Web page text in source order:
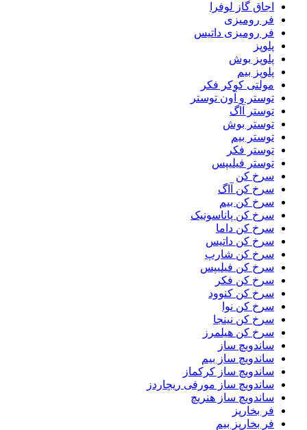
اجاق گاز لوفرا
فر رومیزی
فر رومیزی داتیس
پلوپز
پلوپز بوش
پلوپز بیم
مولتی کوکر فکر
توستر و آون توستر
توستر آاگ
توستر بوش
توستر بیم
توستر فکر
توستر فیلیپس
سرخ کن
سرخ کن آاگ
سرخ کن بیم
سرخ کن پاناسونیک
سرخ کن داما
سرخ کن داتیس
سرخ کن شارپ
سرخ کن فیلیپس
سرخ کن فکر
سرخ کن کنوود
سرخ کن نوا
سرخ کن نینجا
سرخ کن هیلمرز
ساندویچ ساز
ساندویچ ساز بیم
ساندویچ ساز کرکماز
ساندویچ ساز مورفی ریچاردز
ساندویچ ساز هنریچ
فر بخارپز
فر بخارپز بیم